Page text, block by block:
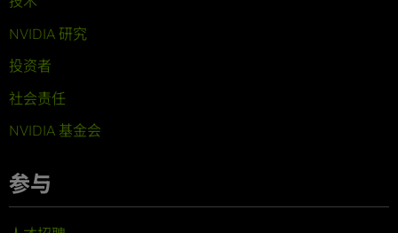
NVIDIA 研究
投资者
社会责任
NVIDIA 基金会
参与